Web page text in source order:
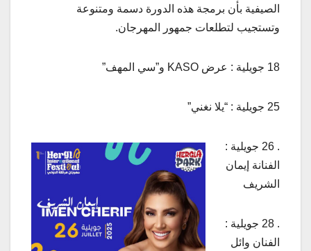
الصيفية بأن برمجة هذه الدورة دسمة ومتنوعة
وتستجيب لتطلعات جمهور المهرجان.
18 جويلية : عرض KASO و”سي المهف”
25 جويلية : “يلا نغني”
. 26 جويلية :
الفنانة إيمان
الشريف
. 28 جويلية :
الفنان وائل